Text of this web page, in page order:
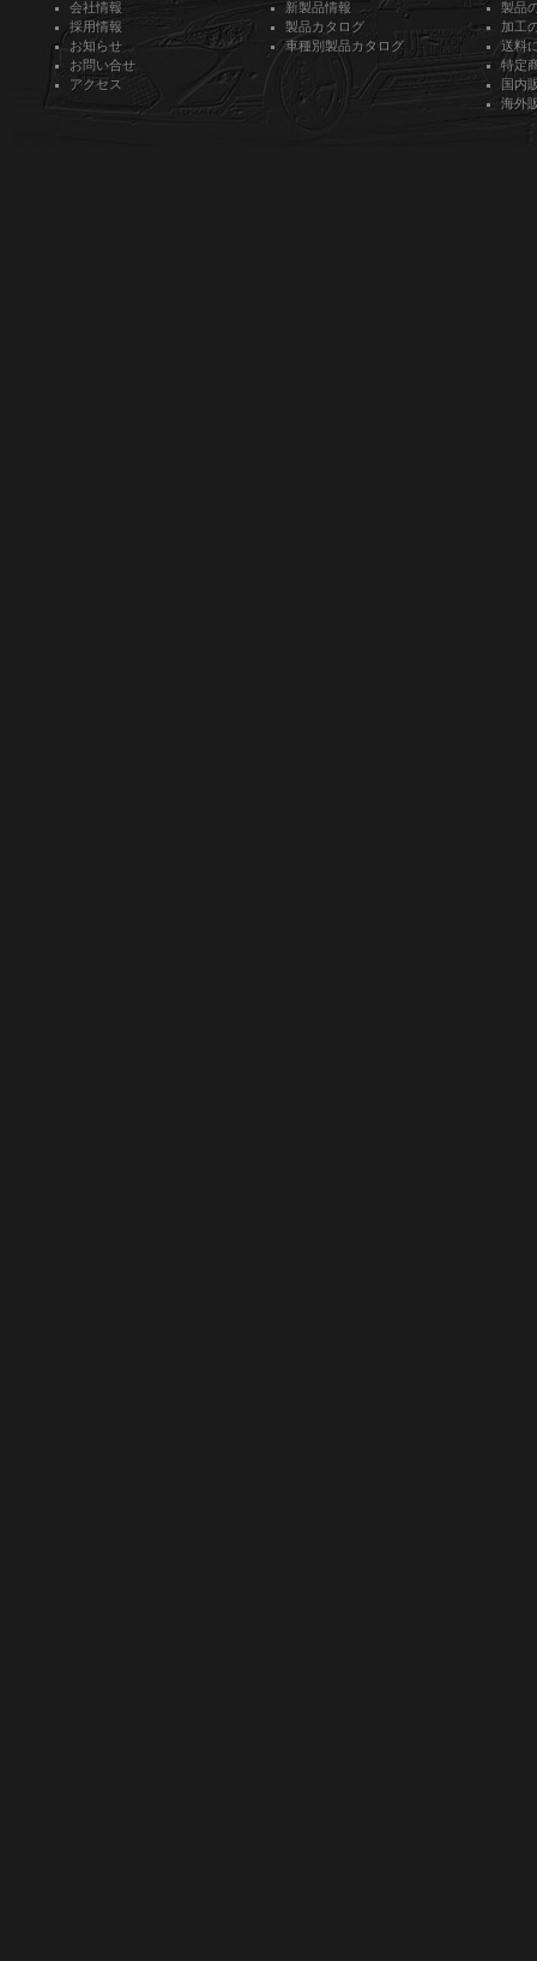
会社情報
採用情報
お知らせ
お問い合せ
アクセス
新製品情報
製品カタログ
車種別製品カタログ
製品
加工
送料
特定
国内
海外